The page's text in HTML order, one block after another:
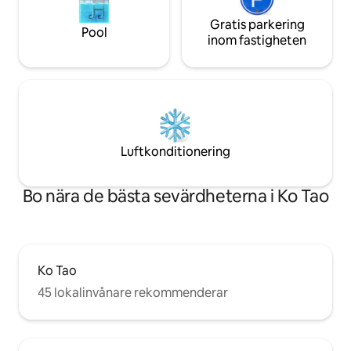
Pool
Gratis parkering
inom fastigheten
Luftkonditionering
Bo nära de bästa sevärdheterna i Ko Tao
Ko Tao
45 lokalinvånare rekommenderar